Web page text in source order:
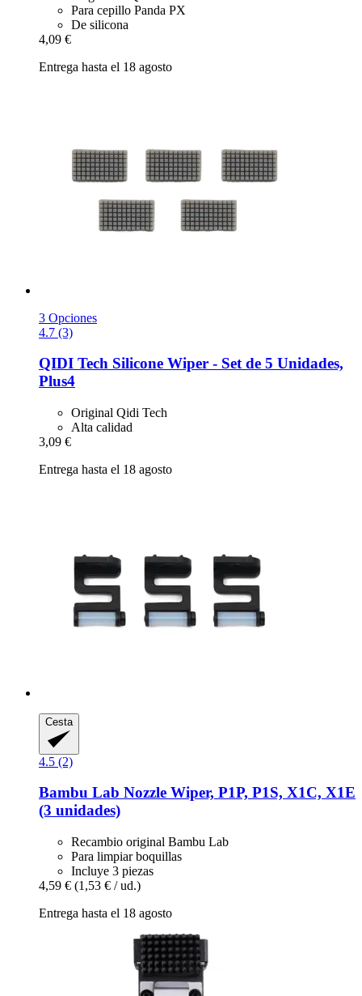
Para cepillo Panda PX
De silicona
4,09 €
Entrega hasta el 18 agosto
3 Opciones
4.7 (3)
QIDI Tech Silicone Wiper -​ Set de 5 Unidades,
Plus4
Original Qidi Tech
Alta calidad
3,09 €
Entrega hasta el 18 agosto
Cesta
4.5 (2)
Bambu Lab Nozzle Wiper, P1P, P1S, X1C, X1E
(3 unidades)
Recambio original Bambu Lab
Para limpiar boquillas
Incluye 3 piezas
4,59 € (1,53 € / ud.)
Entrega hasta el 18 agosto